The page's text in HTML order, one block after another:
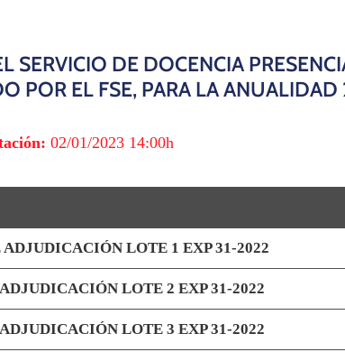
SERVICIO DE DOCENCIA
POR EL FSE, PARA LA
02/01/2023 14:00h
LOTE 1 EXP 31-2022
LOTE 2 EXP 31-2022
LOTE 3 EXP 31-2022